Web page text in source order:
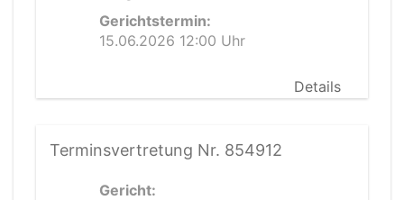
Gerichtstermin:
15.06.2026 12:00 Uhr
Details
Terminsvertretung Nr. 854912
Gericht: